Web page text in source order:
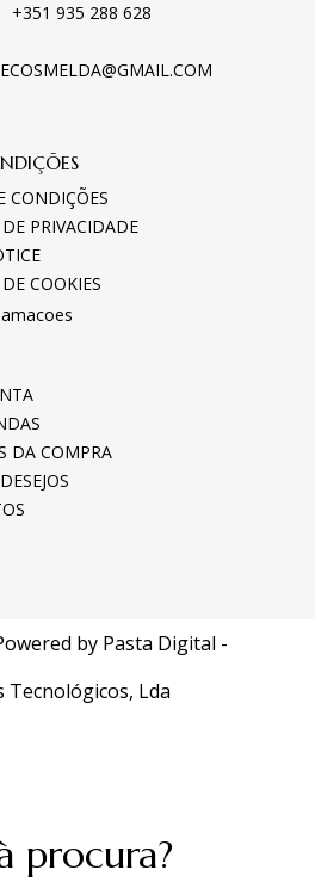
+351 935 288 628
CONDIÇÕES
PRIVACIDADE
COOKIES
DA COMPRA
by Pasta Digital -
Tecnológicos, Lda
procura?